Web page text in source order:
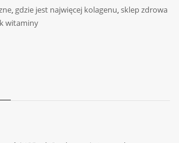
, gdzie jest najwięcej kolagenu,sklep zdrowa
witaminy